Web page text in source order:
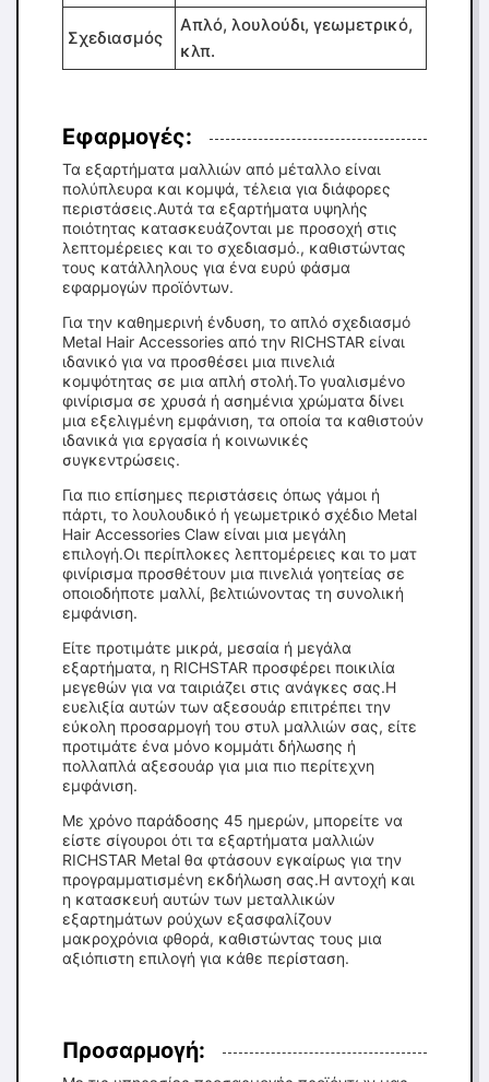
Σχεδιασμός
Απλό, λουλούδι, γεωμετρικό,
κλπ.
Εφαρμογές:
Τα εξαρτήματα μαλλιών από μέταλλο είναι
πολύπλευρα και κομψά, τέλεια για διάφορες
περιστάσεις.Αυτά τα εξαρτήματα υψηλής
ποιότητας κατασκευάζονται με προσοχή στις
λεπτομέρειες και το σχεδιασμό., καθιστώντας
τους κατάλληλους για ένα ευρύ φάσμα
εφαρμογών προϊόντων.
Για την καθημερινή ένδυση, το απλό σχεδιασμό
Metal Hair Accessories από την RICHSTAR είναι
ιδανικό για να προσθέσει μια πινελιά
κομψότητας σε μια απλή στολή.Το γυαλισμένο
φινίρισμα σε χρυσά ή ασημένια χρώματα δίνει
μια εξελιγμένη εμφάνιση, τα οποία τα καθιστούν
ιδανικά για εργασία ή κοινωνικές
συγκεντρώσεις.
Για πιο επίσημες περιστάσεις όπως γάμοι ή
πάρτι, το λουλουδικό ή γεωμετρικό σχέδιο Metal
Hair Accessories Claw είναι μια μεγάλη
επιλογή.Οι περίπλοκες λεπτομέρειες και το ματ
φινίρισμα προσθέτουν μια πινελιά γοητείας σε
οποιοδήποτε μαλλί, βελτιώνοντας τη συνολική
εμφάνιση.
Είτε προτιμάτε μικρά, μεσαία ή μεγάλα
εξαρτήματα, η RICHSTAR προσφέρει ποικιλία
μεγεθών για να ταιριάζει στις ανάγκες σας.Η
ευελιξία αυτών των αξεσουάρ επιτρέπει την
εύκολη προσαρμογή του στυλ μαλλιών σας, είτε
προτιμάτε ένα μόνο κομμάτι δήλωσης ή
πολλαπλά αξεσουάρ για μια πιο περίτεχνη
εμφάνιση.
Με χρόνο παράδοσης 45 ημερών, μπορείτε να
είστε σίγουροι ότι τα εξαρτήματα μαλλιών
RICHSTAR Metal θα φτάσουν εγκαίρως για την
προγραμματισμένη εκδήλωση σας.Η αντοχή και
η κατασκευή αυτών των μεταλλικών
εξαρτημάτων ρούχων εξασφαλίζουν
μακροχρόνια φθορά, καθιστώντας τους μια
αξιόπιστη επιλογή για κάθε περίσταση.
Προσαρμογή: